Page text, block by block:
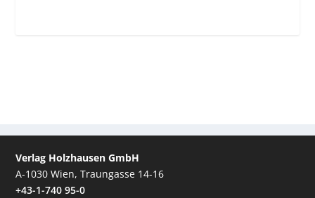
Verlag Holzhausen GmbH
A-1030 Wien, Traungasse 14-16
+43-1-740 95-0